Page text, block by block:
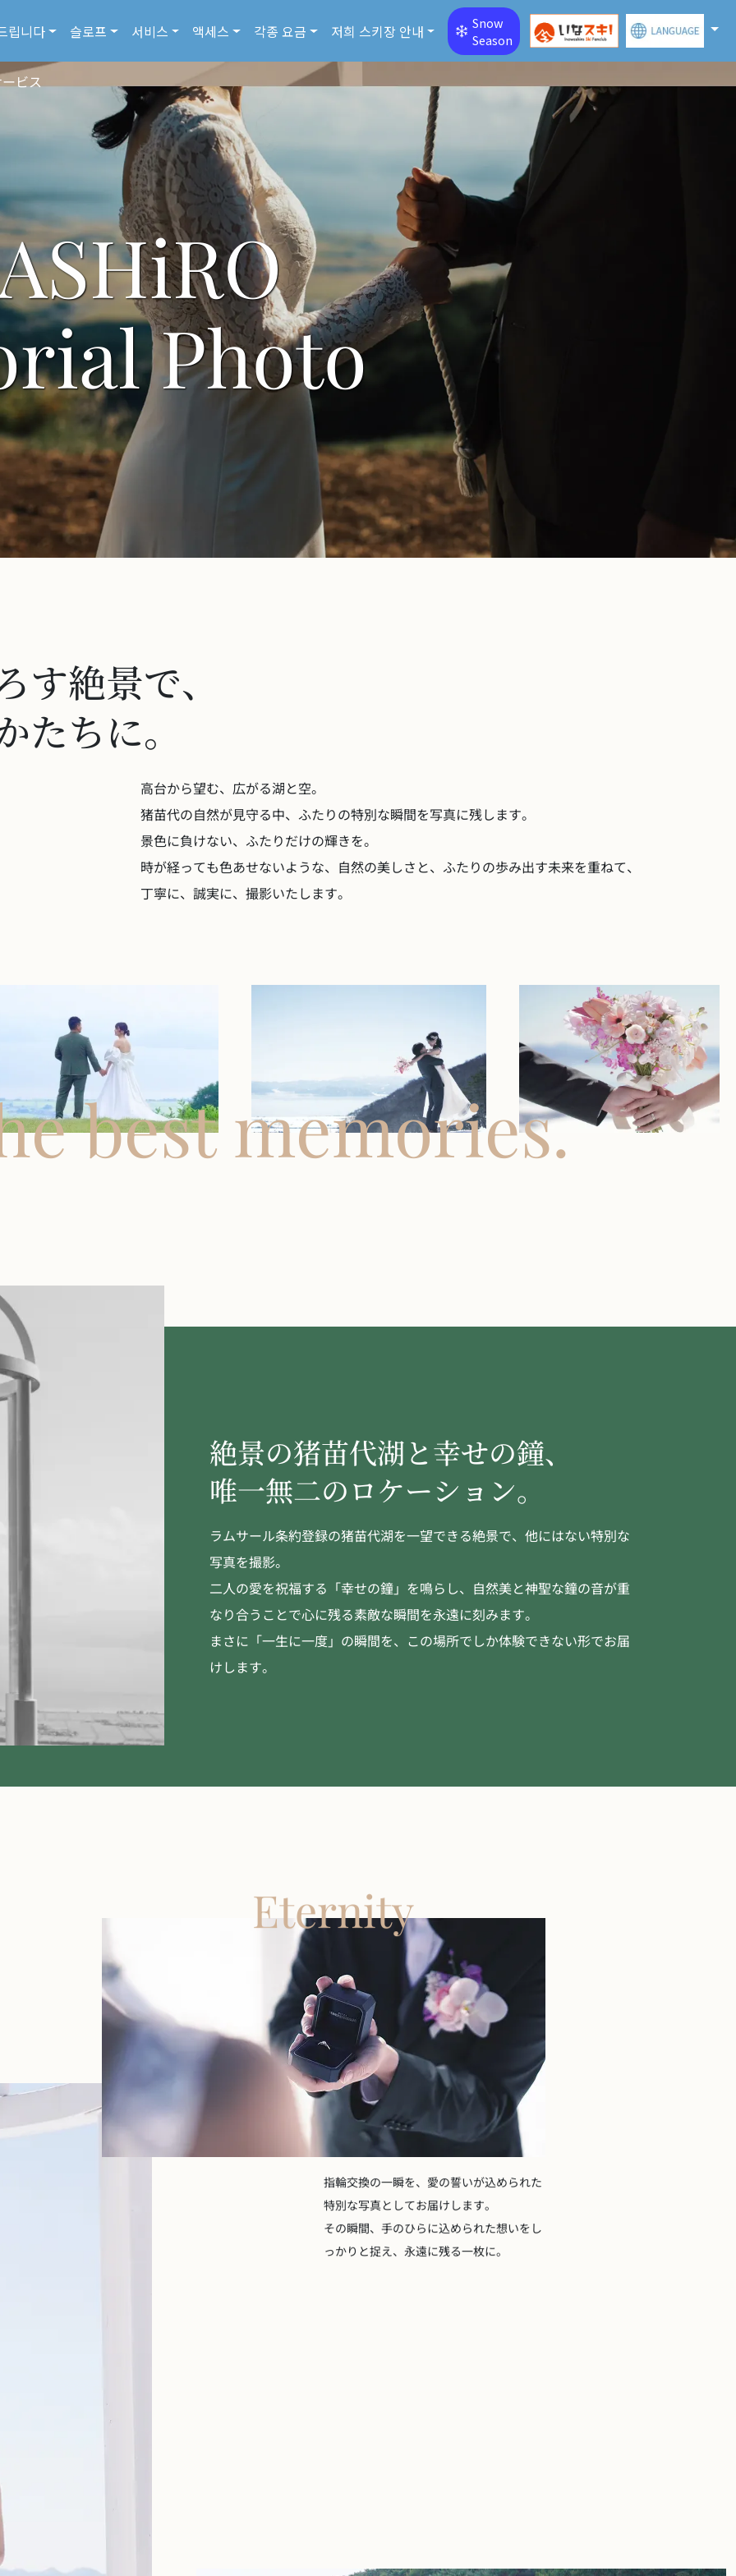
립니다 슬로프 서비스 액세스 각종 요금 저희 스키장 안내
Snow
Season
ビス
SHiRO
rialPhoto
絶景で、
ちに。
高台から望む、広がる湖と空。
猪苗代の自然が見守る中、ふたりの特別な瞬間を写真に残します。
景色に負けない、ふたりだけの輝きを。
時が経っても色あせないような、自然の美しさと、ふたりの歩み出す未来を重ねて、
丁寧に、誠実に、撮影いたします。
best memories.
絶景の猪苗代湖と幸せの鐘、
唯一無二のロケーション。
ラムサール条約登録の猪苗代湖を一望できる絶景で、他にはない特別な
写真を撮影。
二人の愛を祝福する「幸せの鐘」を鳴らし、自然美と神聖な鐘の音が重
なり合うことで心に残る素敵な瞬間を永遠に刻みます。
まさに「一生に一度」の瞬間を、この場所でしか体験できない形でお届
けします。
Eternity
指輪交換の一瞬を、愛の誓いが込められた
特別な写真としてお届けします。
その瞬間、手のひらに込められた想いをし
っかりと捉え、永遠に残る一枚に。